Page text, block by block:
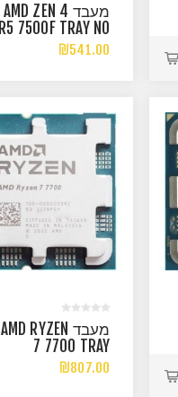
מעבד AMD ZEN 4
R5 7500F TRAY NO
FAN NO GPU UP TO
₪541.00
מעבד AMD RYZEN
7 7700 TRAY
GAMING
₪807.00